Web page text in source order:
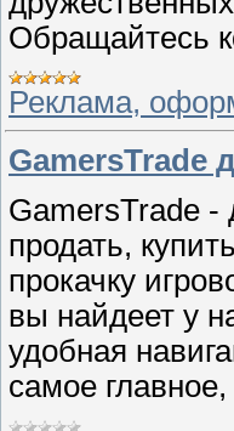
Обращайтесь
Реклама,
GamersTrade
GamersTrade -
продать,
прокачку
вы найдеет у
удобная
самое